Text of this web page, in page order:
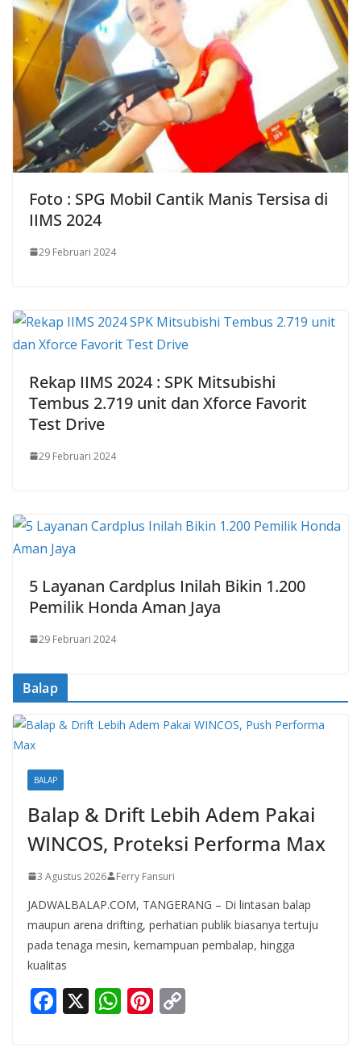
Foto : SPG Mobil Cantik Manis Tersisa di
IIMS 2024
29 Februari 2024
Rekap IIMS 2024 : SPK Mitsubishi
Tembus 2.719 unit dan Xforce Favorit
Test Drive
29 Februari 2024
5 Layanan Cardplus Inilah Bikin 1.200
Pemilik Honda Aman Jaya
29 Februari 2024
Balap
BALAP
Balap & Drift Lebih Adem Pakai
WINCOS, Proteksi Performa Max
3 Agustus 2026 Ferry Fansuri
JADWALBALAP.COM, TANGERANG – Di lintasan balap
maupun arena drifting, perhatian publik biasanya tertuju
pada tenaga mesin, kemampuan pembalap, hingga
kualitas
F X W Pi